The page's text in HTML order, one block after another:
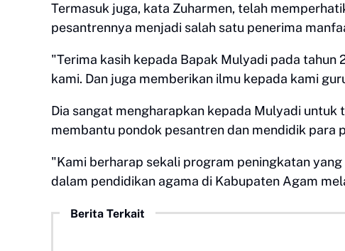
Termasuk juga, kata Zuharmen, telah
pesantrennya menjadi salah satu penerima
"Terima kasih kepada Bapak Mulyadi pada
kami. Dan juga memberikan ilmu kepada kami
Dia sangat mengharapkan kepada Mulyadi
membantu pondok pesantren dan mendidik para
"Kami berharap sekali program peningkatan
dalam pendidikan agama di Kabupaten Agam
Berita Terkait